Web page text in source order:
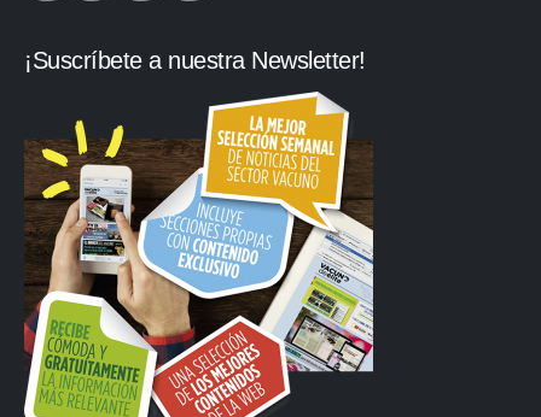
¡Suscríbete a nuestra Newsletter!